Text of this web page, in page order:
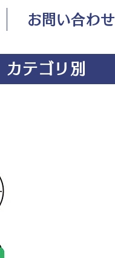
お問い合わせ
カテゴリ別